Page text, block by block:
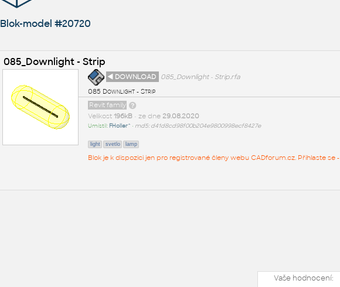
Blok-model #20720
085_Downlight - Strip
◄ DOWNLOAD
085_Downlight - Strip.rfa
085 Downlight - Strip
Revit family
Velikost 196kB• ze dne 29.08.2020
Umístil: FHoller^ • md5: d41d8cd98f00b204e9800998ecf8427e
light svetlo lamp
Blok je k dispozici jen pro registrované členy webu CADforum.cz. Přihlaste se -
Vaše hodnocení: